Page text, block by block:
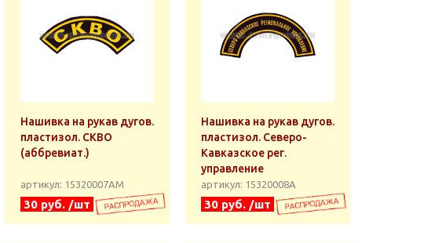
Нашивка на рукав дугов.
пластизол. СКВО
(аббревиат.)
артикул: 15320007АМ
30 руб. /шт
Нашивка на рукав дугов.
пластизол. Северо-
Кавказское рег.
управление
артикул: 15320008А
30 руб. /шт